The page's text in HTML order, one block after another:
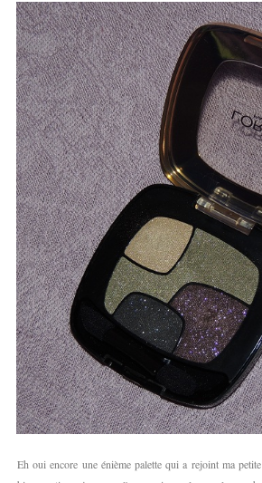
Eh oui encore une énième palette qui a rejoint ma